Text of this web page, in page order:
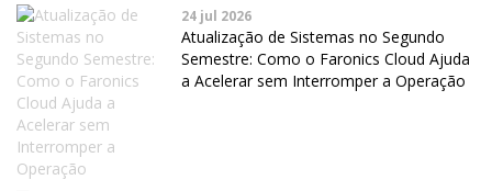
24 jul 2026
Atualização de Sistemas no Segundo
Semestre: Como o Faronics Cloud Ajuda
a Acelerar sem Interromper a Operação